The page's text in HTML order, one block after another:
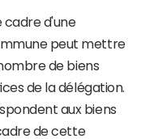
cadre d'une
peut mettre
de biens
de la délégation.
aux biens
de cette